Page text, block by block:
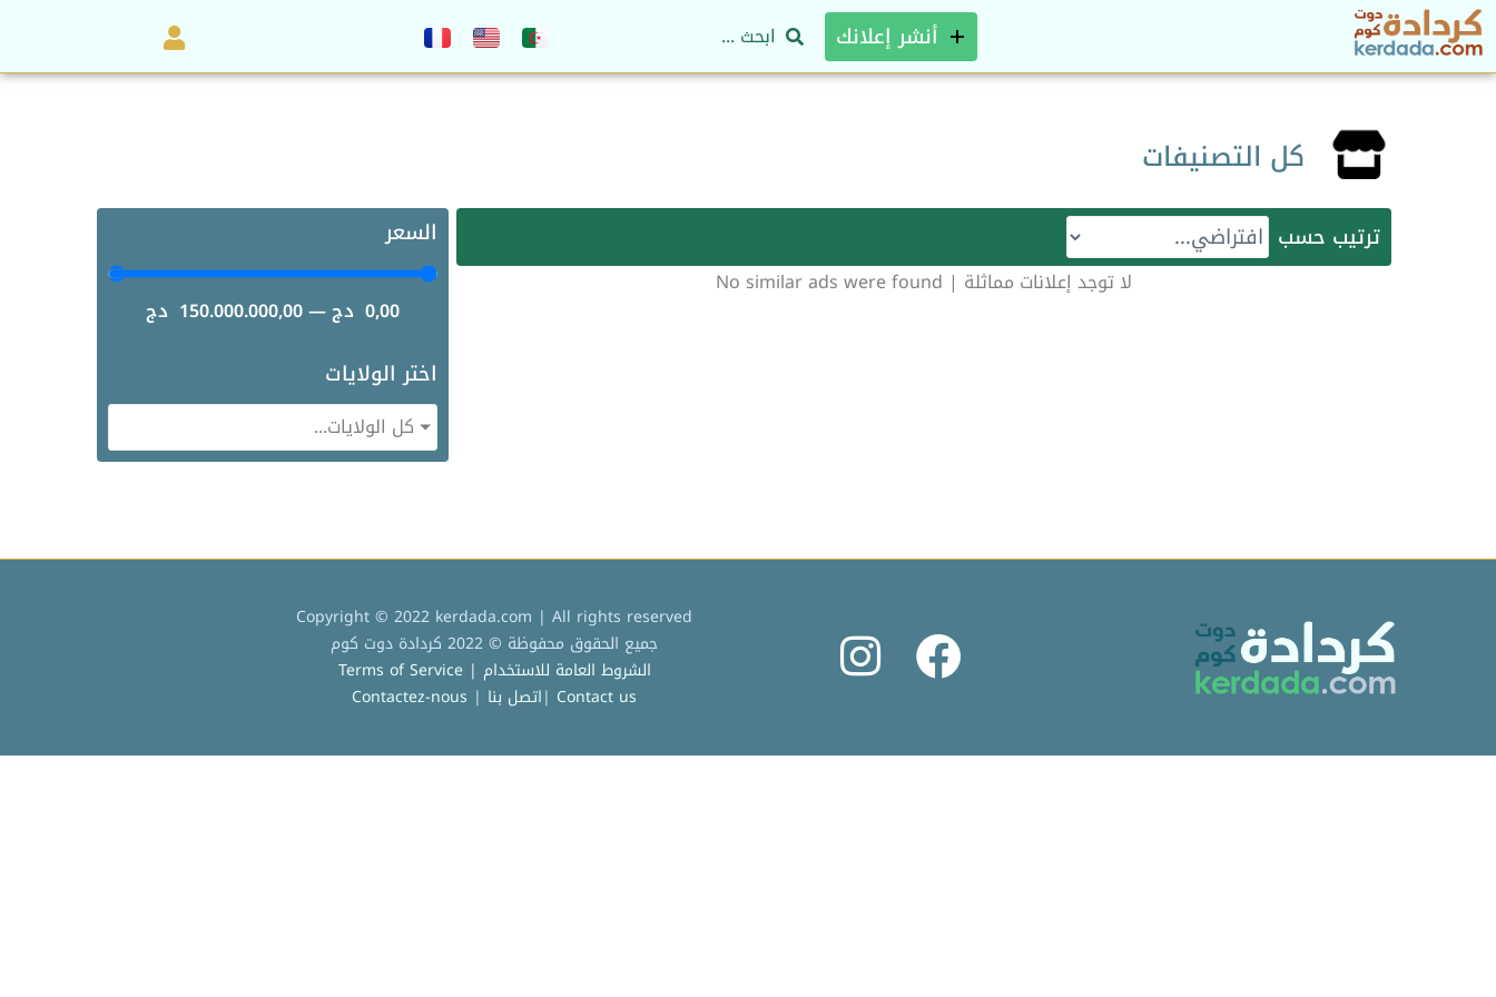
أنشر إعلانك
كل التصنيفات
ترتيب حسب
لا توجد إعلانات مماثلة | No similar ads were found
السعر
0,00 دج—
150.000.000,00 دج
اختر الولايات
كل الولايات...
Copyright © 2022 kerdada.com | All rights reserved
جميع الحقوق محفوظة © 2022 كردادة دوت كوم
الشروط العامة للاستخدام | Terms of Service
Contact us
|اتصل بنا |
Contactez-nous